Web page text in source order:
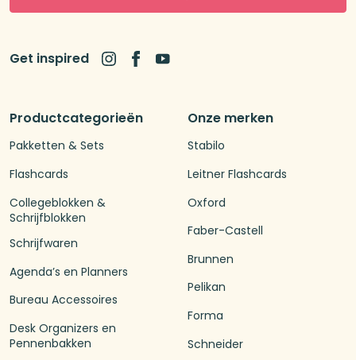
Productcategorieën
Pakketten & Sets
Flashcards
Collegeblokken &
Schrijfblokken
Schrijfwaren
Agenda’s en Planners
Bureau Accessoires
Desk Organizers en
Pennenbakken
Onze merken
Stabilo
Leitner Flashcards
Oxford
Faber-Castell
Brunnen
Pelikan
Forma
Schneider
Get inspired